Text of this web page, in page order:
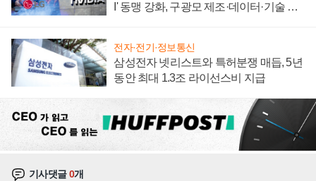
I' 동맹 강화, 구광모 제조·데이터·기술 결
전자·전기·정보통신
삼성전자 넷리스트와 특허분쟁 매듭, 5년
동안 최대 1.3조 라이선스비 지급
기사댓글0개